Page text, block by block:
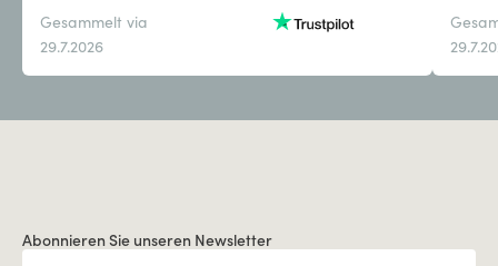
Gesammelt via
29.7.2026
Abonnieren Sie unseren Newsletter